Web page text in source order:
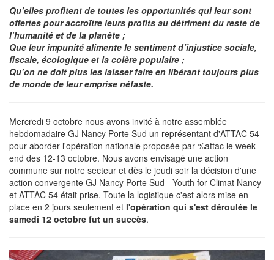
Qu’elles profitent de toutes les opportunités qui leur sont
offertes pour accroître leurs profits au détriment du reste de
l’humanité et de la planète ;
Que leur impunité alimente le sentiment d’injustice sociale,
fiscale, écologique et la colère populaire ;
Qu’on ne doit plus les laisser faire en libérant toujours plus
de monde de leur emprise néfaste.
Mercredi 9 octobre nous avons invité à notre assemblée
hebdomadaire GJ Nancy Porte Sud un représentant d'ATTAC 54
pour aborder l'opération nationale proposée par %attac le week-
end des 12-13 octobre. Nous avons envisagé une action
commune sur notre secteur et dès le jeudi soir la décision d'une
action convergente GJ Nancy Porte Sud - Youth for Climat Nancy
et ATTAC 54 était prise. Toute la logistique c'est alors mise en
place en 2 jours seulement et l'opération qui s'est déroulée le
samedi 12 octobre fut un succès.